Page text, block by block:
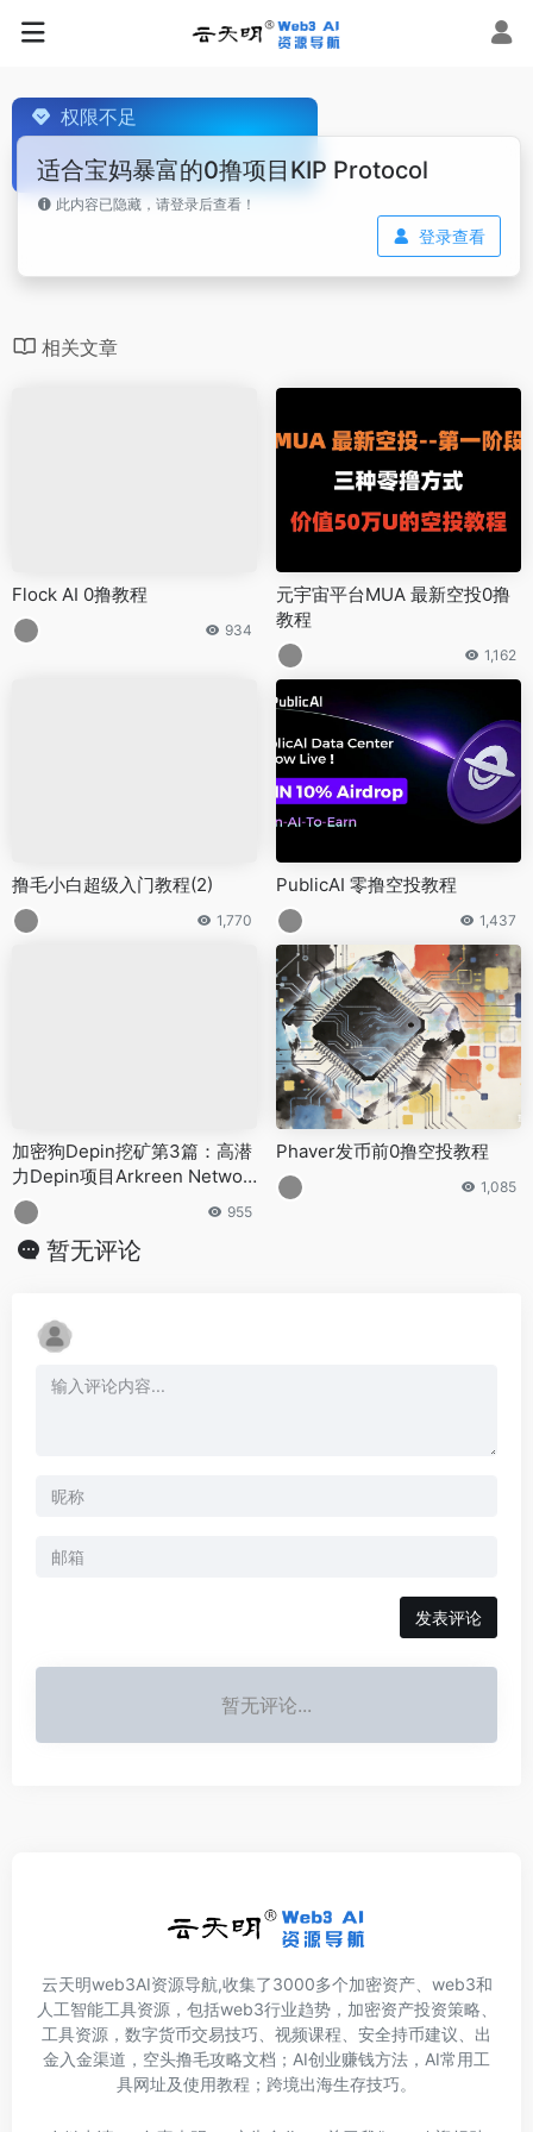
权限不足
适合宝妈暴富的0撸项目KIP Protocol
此内容已隐藏，请登录后查看！
登录查看
相关文章
Flock AI 0撸教程
934
元宇宙平台MUA 最新空投0撸
教程
1,162
撸毛小白超级入门教程(2)
1,770
PublicAI 零撸空投教程
1,437
加密狗Depin挖矿第3篇：高潜
力Depin项目Arkreen Networ
k（明牌空投）
955
Phaver发币前0撸空投教程
1,085
暂无评论
发表评论
暂无评论...
云天明web3AI资源导航,收集了3000多个加密资产、web3和
人工智能工具资源，包括web3行业趋势，加密资产投资策略、
工具资源，数字货币交易技巧、视频课程、安全持币建议、出
金入金渠道，空头撸毛攻略文档；AI创业赚钱方法，AI常用工
具网址及使用教程；跨境出海生存技巧。